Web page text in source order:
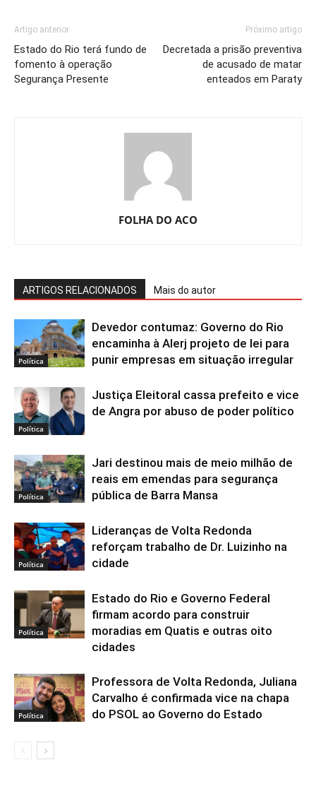
Artigo anterior
Estado do Rio terá fundo de
fomento à operação
Segurança Presente
Próximo artigo
Decretada a prisão preventiva
de acusado de matar
enteados em Paraty
FOLHA DO ACO
ARTIGOS RELACIONADOS Mais do autor
Política
Devedor contumaz: Governo do Rio
encaminha à Alerj projeto de lei para
punir empresas em situação irregular
Política
Justiça Eleitoral cassa prefeito e vice
de Angra por abuso de poder político
Política
Jari destinou mais de meio milhão de
reais em emendas para segurança
pública de Barra Mansa
Política
Lideranças de Volta Redonda
reforçam trabalho de Dr. Luizinho na
cidade
Política
Estado do Rio e Governo Federal
firmam acordo para construir
moradias em Quatis e outras oito
cidades
Política
Professora de Volta Redonda, Juliana
Carvalho é confirmada vice na chapa
do PSOL ao Governo do Estado